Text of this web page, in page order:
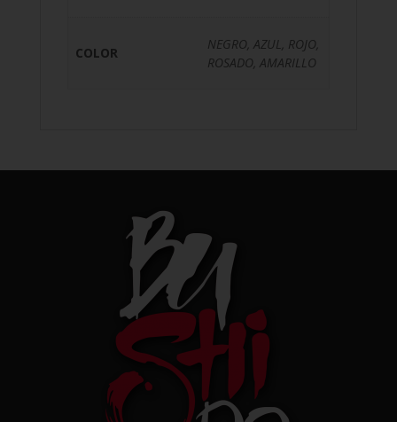
COLOR
NEGRO, AZUL, ROJO,
ROSADO, AMARILLO